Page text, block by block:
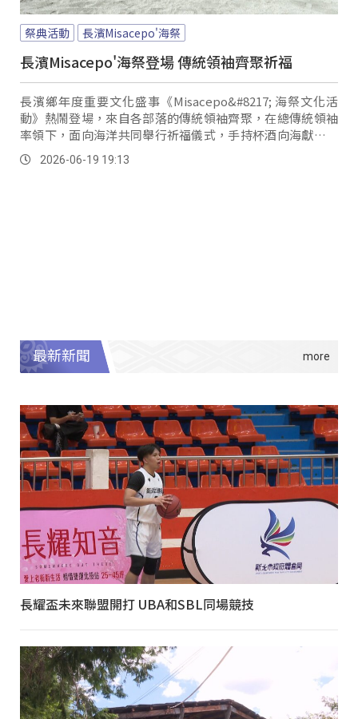
祭典活動 長濱Misacepo'海祭
長濱Misacepo'海祭登場 傳統領袖齊聚祈福
長濱鄉年度重要文化盛事《Misacepo&#8217; 海祭文化活
動》熱鬧登場，來自各部落的傳統領袖齊聚，在總傳統領袖
率領下，面向海洋共同舉行祈福儀式，手持杯酒向海獻祭，
感謝海洋長久以來的滋養，並祈求族人出海作業、潛水捕魚
及潮間帶採集都能平安順利、漁獲豐收，為活動揭開莊嚴序
2026-06-19 19:13
最新新聞
長耀盃未來聯盟開打 UBA和SBL同場競技